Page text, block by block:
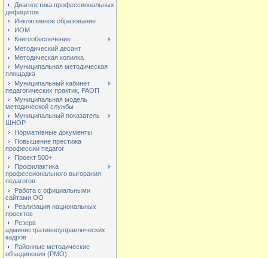
Диагностика профессиональных
дефицитов
Инклюзивное образование
ИОМ
Книгообеспечение
Методический десант
Методическая копилка
Муниципальная методическая
площадка
Муниципальный кабинет
педагогических практик, РАОП
Муниципальная модель
методической службы
Муниципальный показатель
ШНОР
Нормативные документы
Повышение престижа
профессии педагог
Проект 500+
Профилактика
профессионального выгорания
педагогов
Работа с официальными
сайтами ОО
Реализация национальных
проектов
Резерв
административноуправлнческих
кадров
Районные методические
объединения (РМО)